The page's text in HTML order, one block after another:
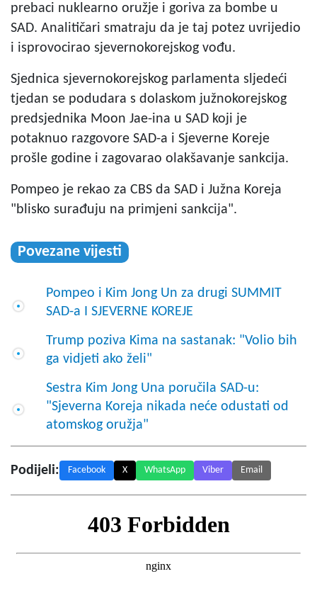
prebaci nuklearno oružje i goriva za bombe u
SAD. Analitičari smatraju da je taj potez uvrijedio
i isprovocirao sjevernokorejskog vođu.
Sjednica sjevernokorejskog parlamenta sljedeći
tjedan se podudara s dolaskom južnokorejskog
predsjednika Moon Jae-ina u SAD koji je
potaknuo razgovore SAD-a i Sjeverne Koreje
prošle godine i zagovarao olakšavanje sankcija.
Pompeo je rekao za CBS da SAD i Južna Koreja
"blisko surađuju na primjeni sankcija".
Povezane vijesti
Pompeo i Kim Jong Un za drugi SUMMIT
SAD-a I SJEVERNE KOREJE
Trump poziva Kima na sastanak: "Volio bih
ga vidjeti ako želi"
Sestra Kim Jong Una poručila SAD-u:
"Sjeverna Koreja nikada neće odustati od
atomskog oružja"
Podijeli: Facebook X WhatsApp Viber Email